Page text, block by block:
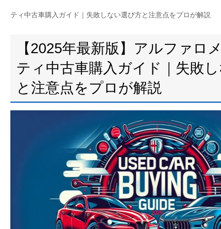
ティ中古車購入ガイド｜失敗しない選び方と注意点をプロが解説
【2025年最新版】アルファロ
ティ中古車購入ガイド｜失敗
と注意点をプロが解説